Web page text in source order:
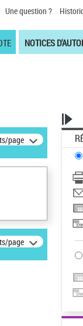
Une question ?
NOTICES
page
page